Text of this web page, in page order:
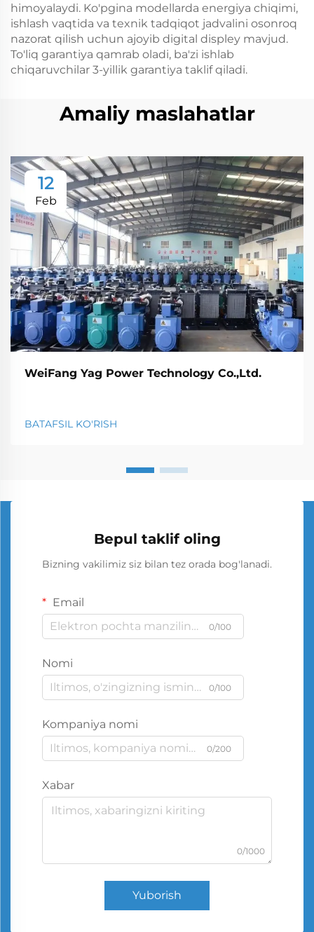
himoyalaydi. Ko'pgina modellarda energiya chiqimi,
ishlash vaqtida va texnik tadqiqot jadvalini osonroq
nazorat qilish uchun ajoyib digital displey mavjud.
To'liq garantiya qamrab oladi, ba'zi ishlab
chiqaruvchilar 3-yillik garantiya taklif qiladi.
Amaliy maslahatlar
12
Feb
WeiFang Yag Power Technology Co.,Ltd.
BATAFSIL KO'RISH
Bepul taklif oling
Bizning vakilimiz siz bilan tez orada bog'lanadi.
Email
0/100
Nomi
0/100
Kompaniya nomi
0/200
Xabar
0/1000
Yuborish